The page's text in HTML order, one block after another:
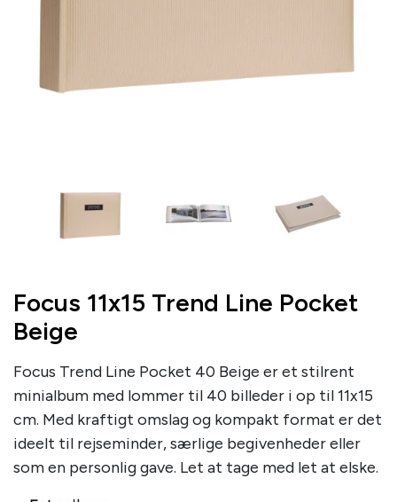
Focus 11x15 Trend Line Pocket
Beige
Focus Trend Line Pocket 40 Beige er et stilrent
minialbum med lommer til 40 billeder i op til 11x15
cm. Med kraftigt omslag og kompakt format er det
ideelt til rejseminder, særlige begivenheder eller
som en personlig gave. Let at tage med let at elske.